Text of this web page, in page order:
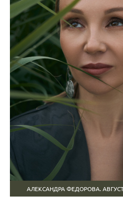
АЛЕКСАНДРА ФЕДОРОВА.